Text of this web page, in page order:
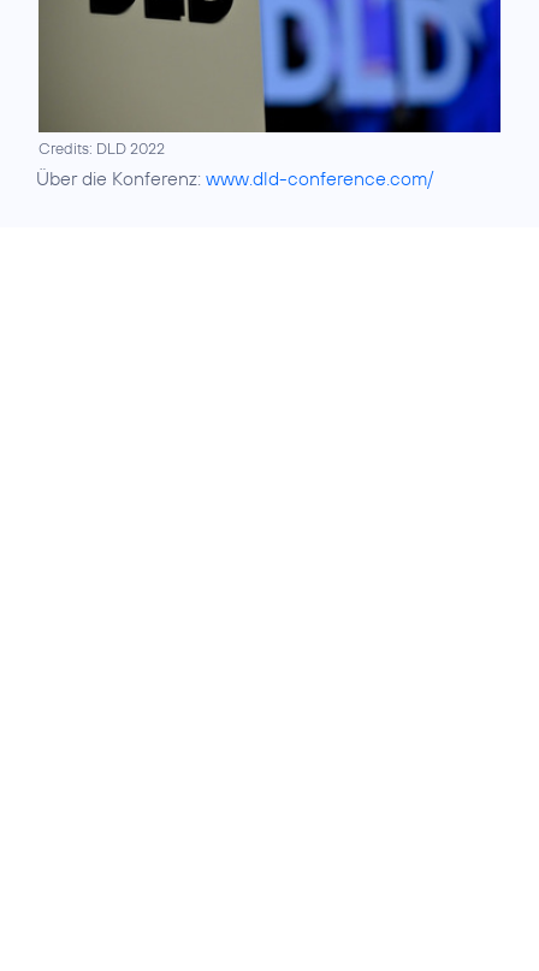
Credits: DLD 2022
Über die Konferenz: www.dld-conference.com/